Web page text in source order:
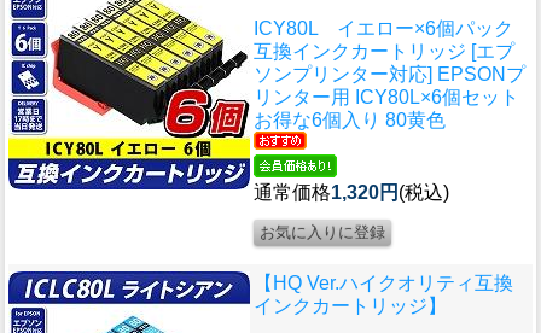
ICY80L イエロー×6個パック
互換インクカートリッジ [エプ
ソンプリンター対応] EPSONプ
リンター用 ICY80L×6個セット
お得な6個入り 80黄色
通常価格1,320円 (税込)
【HQ Ver.ハイクオリティ互換
インクカートリッジ】